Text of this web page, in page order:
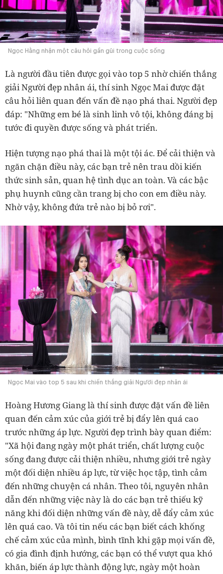
Ngọc Hằng nhận một câu hỏi gần gũi trong cuộc sống
Là người đầu tiên được gọi vào top 5 nhờ chiến thắng
giải Người đẹp nhân ái, thí sinh Ngọc Mai được đặt
câu hỏi liên quan đến vấn đề nạo phá thai. Người đẹp
đáp: "Những em bé là sinh linh vô tội, không đáng bị
tước đi quyền được sống và phát triển.
Hiện tượng nạo phá thai là một tội ác. Để cải thiện và
ngăn chặn điều này, các bạn trẻ nên trau dồi kiến
thức sinh sản, quan hệ tình dục an toàn. Và các bậc
phụ huynh cũng cần trang bị cho con em điều này.
Nhờ vậy, không đứa trẻ nào bị bỏ rơi".
Ngọc Mai vào top 5 sau khi chiến thắng giải Người đẹp nhân ái
Hoàng Hương Giang là thí sinh được đặt vấn đề liên
quan đến cảm xúc của giới trẻ bị đẩy lên quá cao
trước những áp lực. Người đẹp trình bày quan điểm:
"Xã hội đang ngày một phát triển, chất lượng cuộc
sống đang được cải thiện nhiều, nhưng giới trẻ ngày
một đối diện nhiều áp lực, từ việc học tập, tình cảm
đến những chuyện cá nhân. Theo tôi, nguyên nhân
dẫn đến những việc này là do các bạn trẻ thiếu kỹ
năng khi đối diện những vấn đề này, dễ đẩy cảm xúc
lên quá cao. Và tôi tin nếu các bạn biết cách khống
chế cảm xúc của mình, bình tĩnh khi gặp mọi vấn đề,
có gia đình định hướng, các bạn có thể vượt qua khó
khăn, biến áp lực thành động lực, ngày một hoàn